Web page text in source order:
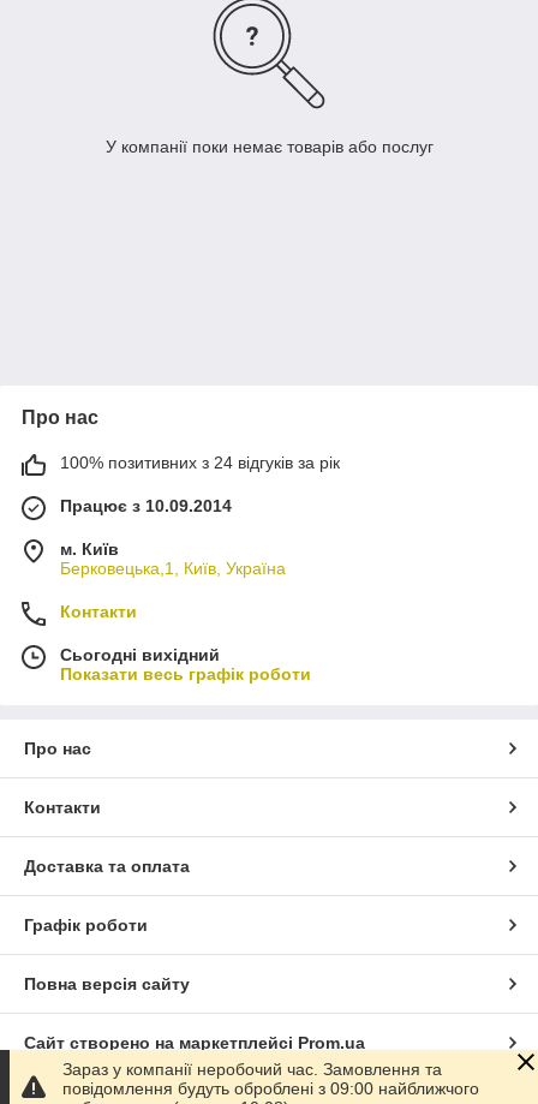
У компанії поки немає товарів або послуг
Про нас
100% позитивних з 24 відгуків за рік
Працює з 10.09.2014
м. Київ
Берковецька,1, Київ, Україна
Контакти
Сьогодні вихідний
Показати весь графік роботи
Про нас
Контакти
Доставка та оплата
Графік роботи
Повна версія сайту
Сайт створено на маркетплейсі Prom.ua
Зараз у компанії неробочий час. Замовлення та
повідомлення будуть оброблені з 09:00 найближчого